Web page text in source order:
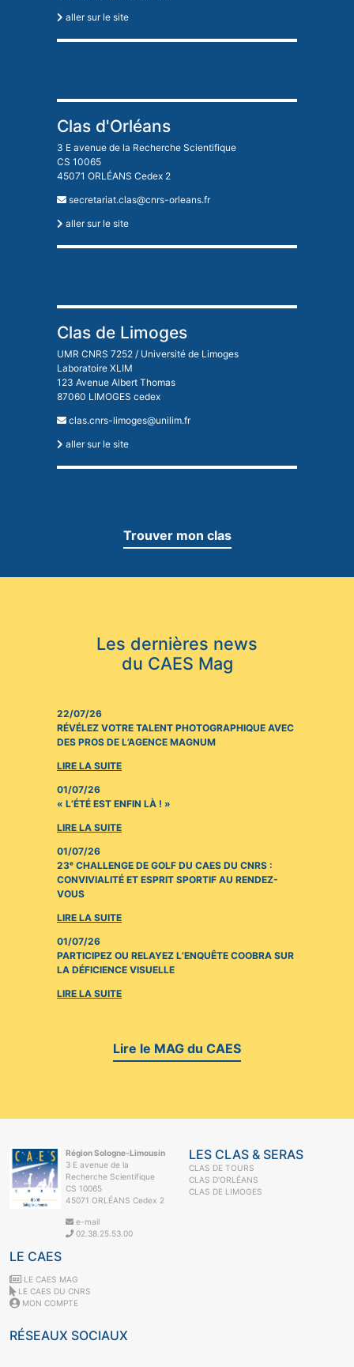
aller sur le site
Clas d'Orléans
3 E avenue de la Recherche Scientifique
CS 10065
45071 ORLÉANS Cedex 2
secretariat.clas@cnrs-orleans.fr
aller sur le site
Clas de Limoges
UMR CNRS 7252 / Université de Limoges
Laboratoire XLIM
123 Avenue Albert Thomas
87060 LIMOGES cedex
clas.cnrs-limoges@unilim.fr
aller sur le site
Trouver mon clas
Les dernières news
du CAES Mag
22/07/26
RÉVÉLEZ VOTRE TALENT PHOTOGRAPHIQUE AVEC
DES PROS DE L’AGENCE MAGNUM
LIRE LA SUITE
01/07/26
« L’ÉTÉ EST ENFIN LÀ ! »
LIRE LA SUITE
01/07/26
23ᵉ CHALLENGE DE GOLF DU CAES DU CNRS :
CONVIVIALITÉ ET ESPRIT SPORTIF AU RENDEZ-
VOUS
LIRE LA SUITE
01/07/26
PARTICIPEZ OU RELAYEZ L’ENQUÊTE COOBRA SUR
LA DÉFICIENCE VISUELLE
LIRE LA SUITE
Lire le MAG du CAES
Région Sologne-Limousin
3 E avenue de la
Recherche Scientifique
CS 10065
45071 ORLÉANS Cedex 2
e-mail
02.38.25.53.00
LES CLAS & SERAS
CLAS DE TOURS
CLAS D'ORLÉANS
CLAS DE LIMOGES
LE CAES
LE CAES MAG
LE CAES DU CNRS
MON COMPTE
RÉSEAUX SOCIAUX